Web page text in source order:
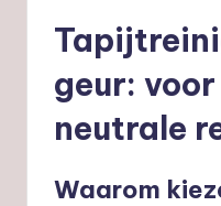
geur:
neutrale
Waarom